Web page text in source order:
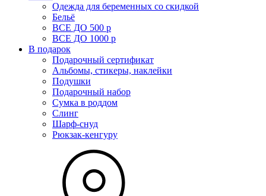
Одежда для беременных со скидкой
Бельё
ВСЕ ДО 500 р
ВСЕ ДО 1000 р
В подарок
Подарочный сертификат
Альбомы, стикеры, наклейки
Подушки
Подарочный набор
Сумка в роддом
Слинг
Шарф-снуд
Рюкзак-кенгуру